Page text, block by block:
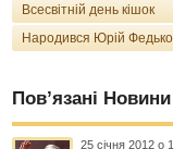
Всесвітній день кішок
Народився Юрій
Пов’язані Новини
25 січня 2012 о